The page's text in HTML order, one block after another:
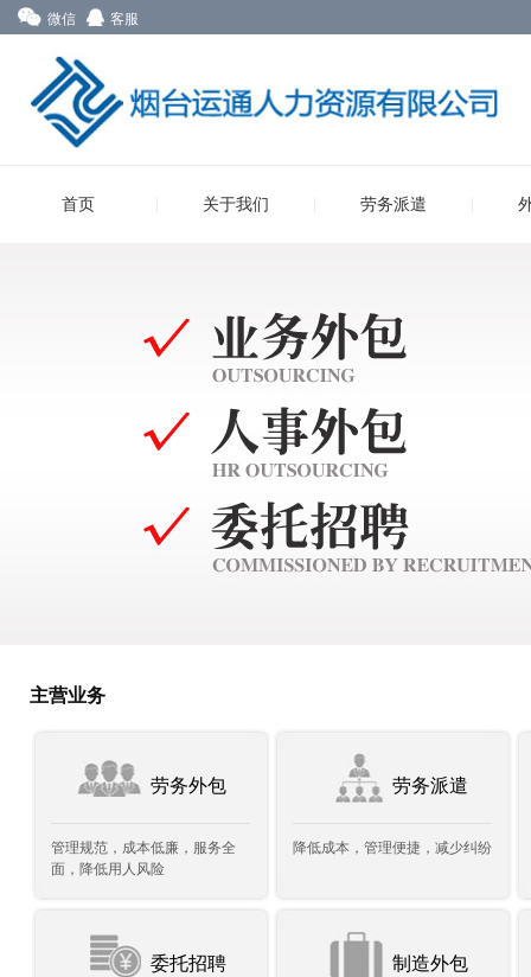
微信 客服
首页 关于我们 劳务派遣
主营业务
劳务外包
管理规范，成本低廉，服务全
面，降低用人风险
劳务派遣
降低成本，管理便捷，减少纠纷
委托招聘 制造外包